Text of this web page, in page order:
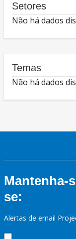
Setores
Não há dados
Temas
Não há dados
Mantenha-
se:
Alertas de email